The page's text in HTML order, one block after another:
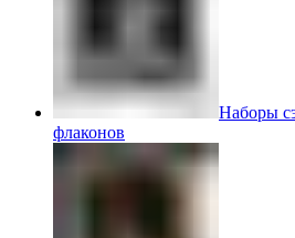
Наборы
флаконов